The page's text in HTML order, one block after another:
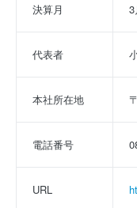
決算月 3
代表者
本社所在地
電話番号
URL